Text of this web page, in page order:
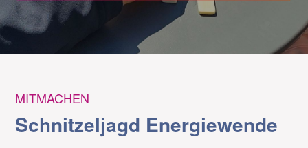
MITMACHEN
Schnitzeljagd Energiewende